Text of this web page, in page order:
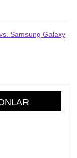
Samsung Galaxy